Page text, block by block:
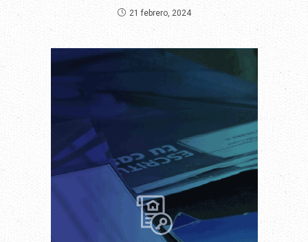
21 febrero, 2024